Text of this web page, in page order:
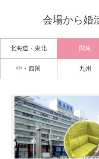
会場から婚
北海道・東北 関東
中・四国 九州